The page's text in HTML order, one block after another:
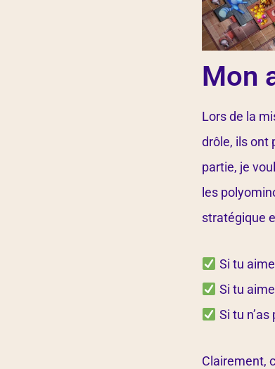
Mon
Lors de la
drôle, ils ont
partie, je
les
stratégique
Si tu
Si tu
Si tu
Clairement,